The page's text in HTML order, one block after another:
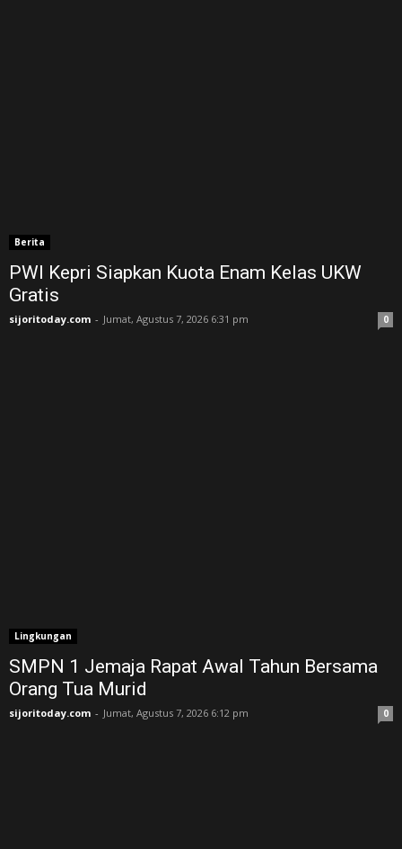
Berita
PWI Kepri Siapkan Kuota Enam Kelas UKW
Gratis
sijoritoday.com - Jumat, Agustus 7, 2026 6:31 pm 0
Lingkungan
SMPN 1 Jemaja Rapat Awal Tahun Bersama
Orang Tua Murid ‎
sijoritoday.com - Jumat, Agustus 7, 2026 6:12 pm 0